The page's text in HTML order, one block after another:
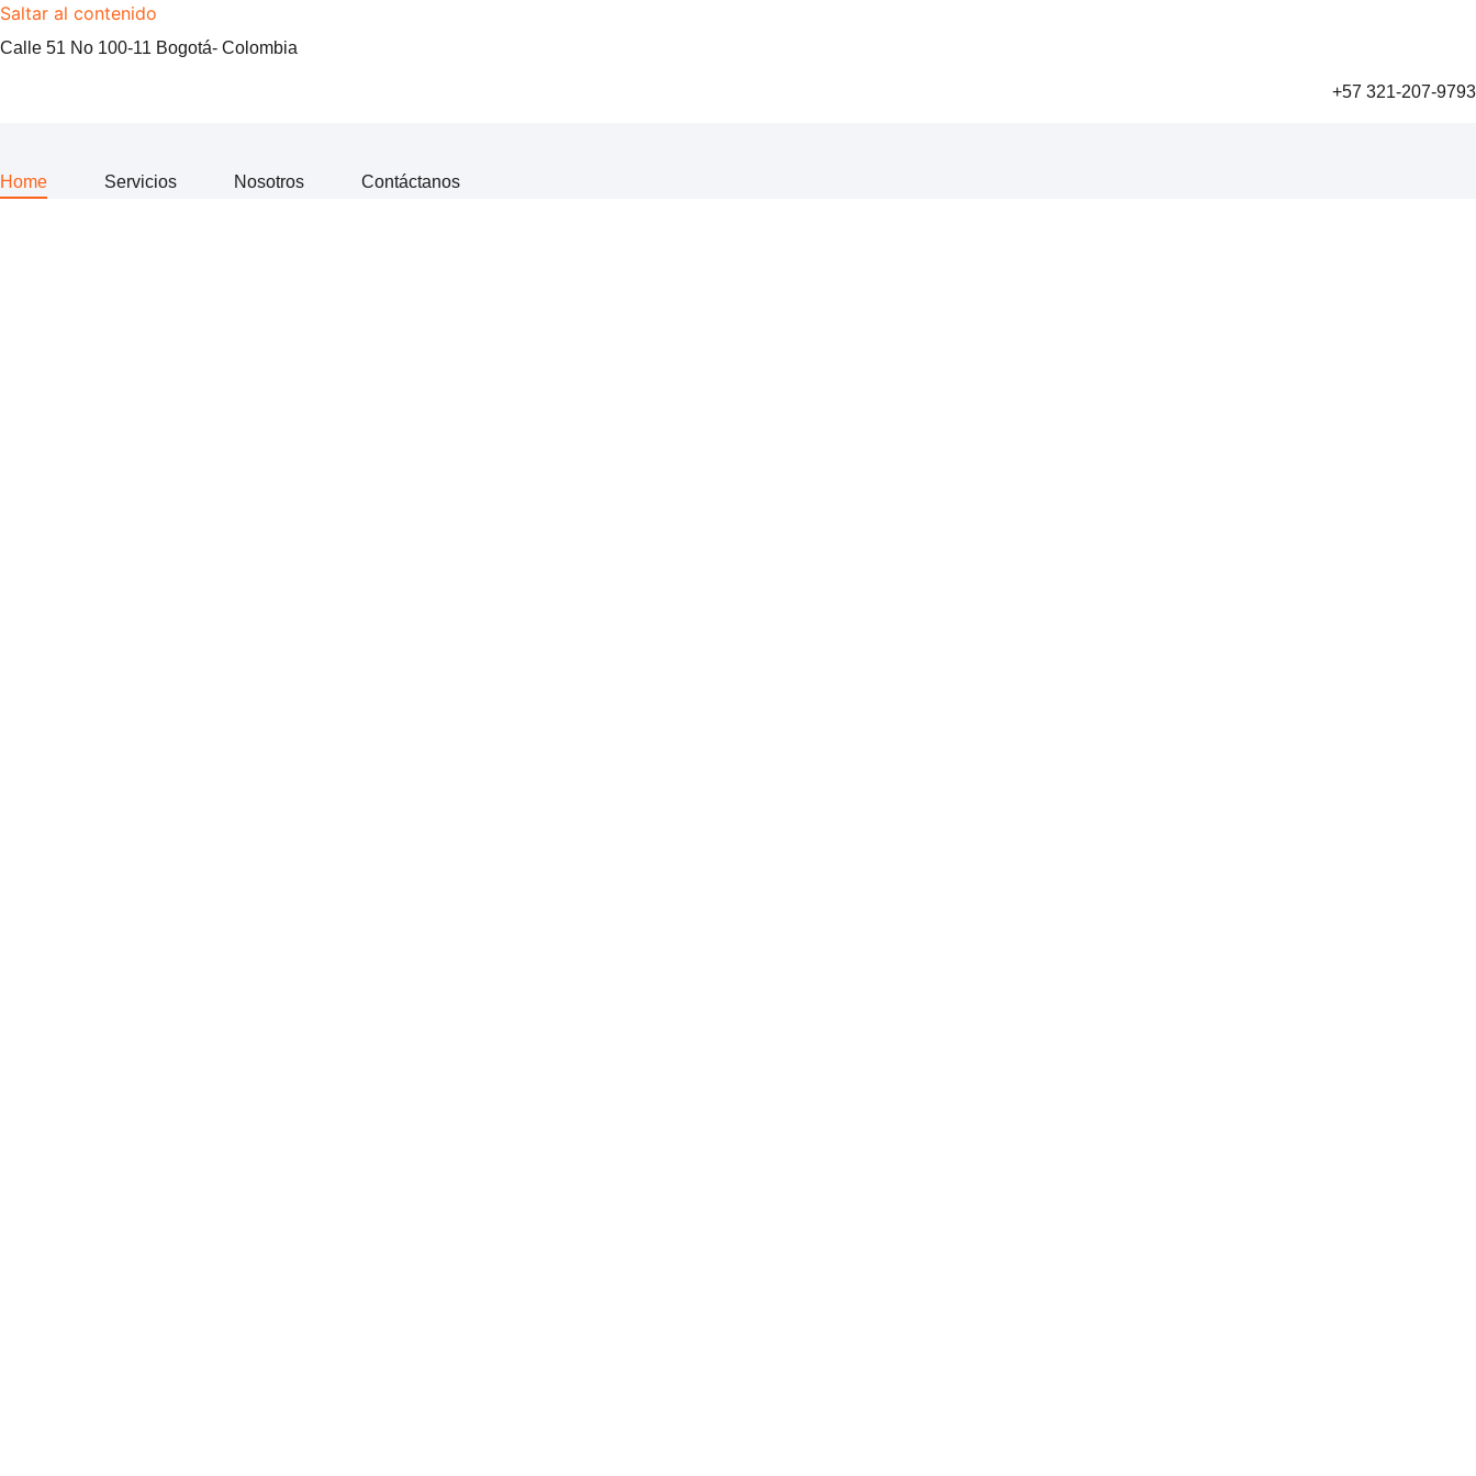
Saltar al contenido
Calle 51 No 100-11 Bogotá- Colombia
+57 321-207-9793
Home Servicios Nosotros Contáctanos